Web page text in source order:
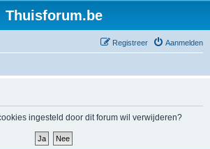
Thuisforum.be
Aanmelden
Registreer
ingesteld door dit forum wil verwijderen?